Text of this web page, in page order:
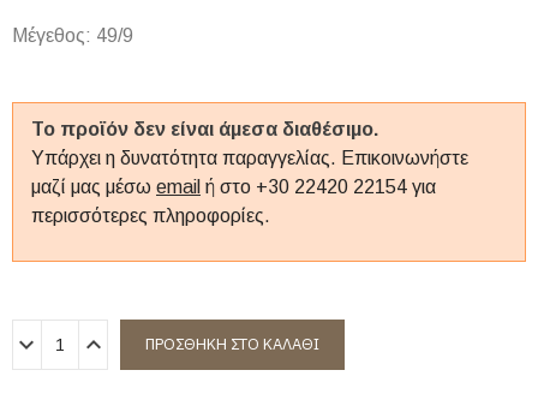
Μέγεθος: 49/9
Το προϊόν δεν είναι άμεσα διαθέσιμο.
Υπάρχει η δυνατότητα παραγγελίας. Επικοινωνήστε
μαζί μας μέσω email ή στο +30 22420 22154 για
περισσότερες πληροφορίες.
ΠΡΟΣΘΉΚΗ ΣΤΟ ΚΑΛΆΘΙ